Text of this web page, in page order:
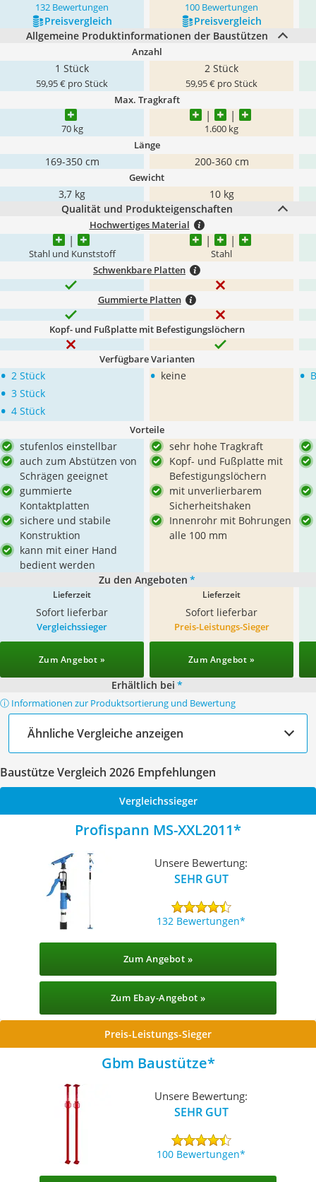
132 Bewertungen 100 Bewertungen
Preis­vergleich
Preis­vergleich
Allgemeine Produktinformationen der Baustützen
Anzahl
1 Stück
59,95 € pro Stück
2 Stück
59,95 € pro Stück
Max. Tragkraft
70 kg 1.600 kg
Länge
169-350 cm 200-360 cm
Gewicht
3,7 kg
10 kg
Qualität und Produkteigenschaften
Hochwertiges Material
Stahl und Kunststoff Stahl
Schwenkbare Platten
Gummierte Platten
Kopf- und Fußplatte mit Befestigungslöchern
Verfügbare Varianten
• 2 Stück
• 3 Stück
• 4 Stück
• keine •
Vorteile
stufenlos einstellbar
auch zum Abstützen von
Schrägen geeignet
gummierte
Kontaktplatten
sichere und stabile
Konstruktion
kann mit einer Hand
bedient werden
sehr hohe Tragkraft
Kopf- und Fußplatte mit
Befestigungslöchern
mit unverlierbarem
Sicherheitshaken
Innenrohr mit Bohrungen
alle 100 mm
Zu den Angeboten *
Lieferzeit
Sofort lieferbar
Lieferzeit
Sofort lieferbar
Vergleichssieger
Zum Angebot »
Preis-Leistungs-Sieger
Zum Angebot »
Erhältlich bei *
ⓘ Informationen zur Produktsortierung und Bewertung
Ähnliche Vergleiche anzeigen
Baustütze Vergleich 2026 Empfehlungen
Vergleichssieger
Profispann MS-XXL2011
Unsere Bewertung:
SEHR GUT
132 Bewertungen
Zum Angebot »
Zum Ebay-Angebot »
Preis-Leistungs-Sieger
Gbm Baustütze
Unsere Bewertung:
SEHR GUT
100 Bewertungen